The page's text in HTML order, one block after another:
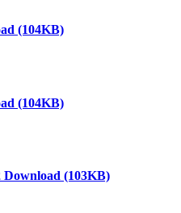
(104KB)
(104KB)
Download (103KB)